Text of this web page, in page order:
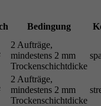
Bedingung
2 Aufträge,
mindestens 2 mm
Trockenschichtdicke
2 Aufträge,
mindestens 2 mm
Trockenschichtdicke